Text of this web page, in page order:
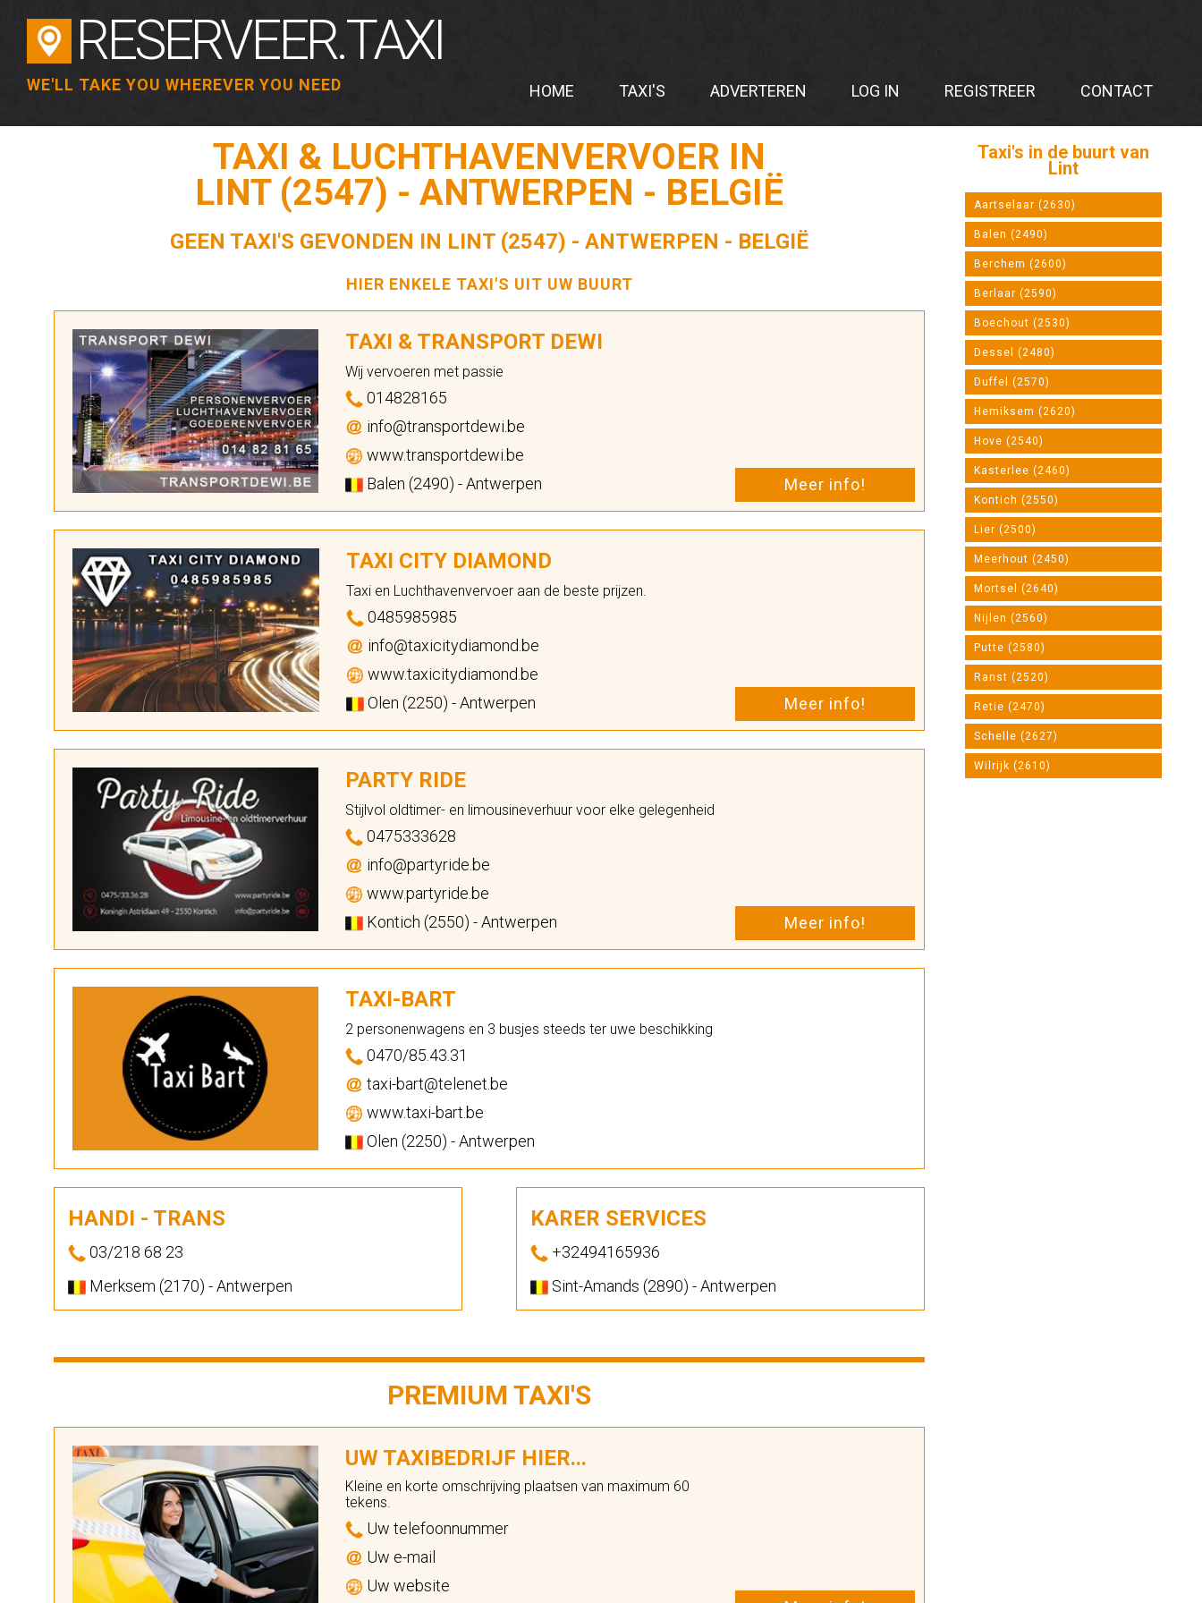
RESERVEER.TAXI
WE'LL TAKE YOU WHEREVER YOU NEED HOME TAXI'S ADVERTEREN LOG IN REGISTREER CONTACT
TAXI & LUCHTHAVENVERVOER IN
LINT (2547) - ANTWERPEN - BELGIË
GEEN TAXI'S GEVONDEN IN LINT (2547) - ANTWERPEN - BELGIË
HIER ENKELE TAXI'S UIT UW BUURT
TAXI & TRANSPORT DEWI
Wij vervoeren met passie
014828165
info@transportdewi.be
www.transportdewi.be
Balen (2490) - Antwerpen
Meer info!
TAXI CITY DIAMOND
Taxi en Luchthavenvervoer aan de beste prijzen.
0485985985
info@taxicitydiamond.be
www.taxicitydiamond.be
Olen (2250) - Antwerpen
Meer info!
PARTY RIDE
Stijlvol oldtimer- en limousineverhuur voor elke gelegenheid
0475333628
info@partyride.be
www.partyride.be
Kontich (2550) - Antwerpen
Meer info!
TAXI-BART
2 personenwagens en 3 busjes steeds ter uwe beschikking
0470/85.43.31
taxi-bart@telenet.be
www.taxi-bart.be
Olen (2250) - Antwerpen
HANDI - TRANS
03/218 68 23
Merksem (2170) - Antwerpen
KARER SERVICES
+32494165936
Sint-Amands (2890) - Antwerpen
PREMIUM TAXI'S
UW TAXIBEDRIJF HIER...
Kleine en korte omschrijving plaatsen van maximum 60
tekens.
Uw telefoonnummer
Uw e-mail
Uw website
Taxi's in de buurt van
Lint
Aartselaar (2630)
Balen (2490)
Berchem (2600)
Berlaar (2590)
Boechout (2530)
Dessel (2480)
Duffel (2570)
Hemiksem (2620)
Hove (2540)
Kasterlee (2460)
Kontich (2550)
Lier (2500)
Meerhout (2450)
Mortsel (2640)
Nijlen (2560)
Putte (2580)
Ranst (2520)
Retie (2470)
Schelle (2627)
Wilrijk (2610)